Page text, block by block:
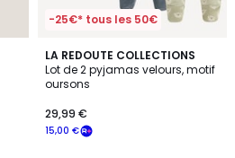
-25€* tous les 50€
LA REDOUTE COLLECTIONS
Lot de 2 pyjamas velours, motif
oursons
15,00 €
29,99 €